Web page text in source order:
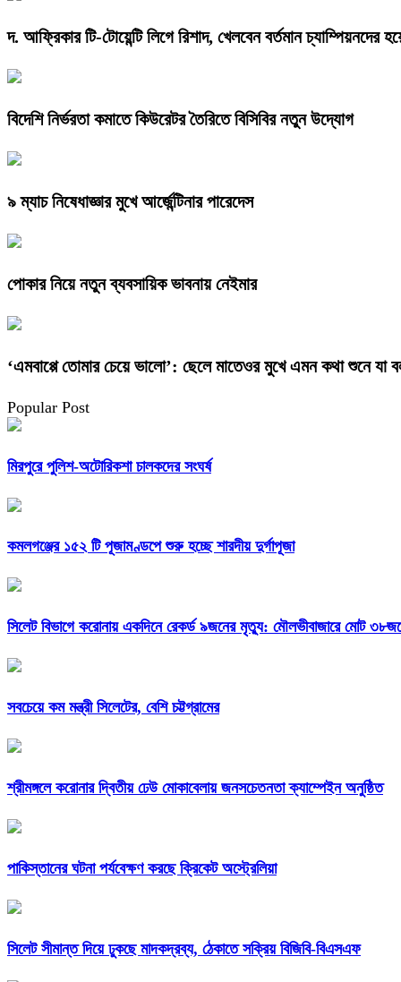
দ. আফ্রিকার টি-টোয়েন্টি লিগে রিশাদ, খেলবেন বর্তমান চ্যাম্পিয়নদের
বিদেশি নির্ভরতা কমাতে কিউরেটর তৈরিতে বিসিবির নতুন উদ্যোগ
৯ ম্যাচ নিষেধাজ্ঞার মুখে আর্জেন্টিনার পারেদেস
পোকার নিয়ে নতুন ব্যবসায়িক ভাবনায় নেইমার
‘এমবাপ্পে তোমার চেয়ে ভালো’: ছেলে মাতেওর মুখে এমন কথা শুনে যা
Popular Post
মিরপুরে পুলিশ-অটোরিকশা চালকদের সংঘর্ষ
কমলগঞ্জের ১৫২ টি পূজামণ্ডপে শুরু হচ্ছে শারদীয় দুর্গাপূজা
সিলেট বিভাগে করোনায় একদিনে রেকর্ড ৯জনের মৃত্যু: মৌলভীবাজারে মোট
সবচেয়ে কম মন্ত্রী সিলেটের, বেশি চট্টগ্রামের
শ্রীমঙ্গলে করোনার দ্বিতীয় ঢেউ মোকাবেলায় জনসচেতনতা ক্যাম্পেইন অনুষ্ঠিত
পাকিস্তানের ঘটনা পর্যবেক্ষণ করছে ক্রিকেট অস্ট্রেলিয়া
সিলেট সীমান্ত দিয়ে ঢুকছে মাদকদ্রব্য, ঠেকাতে সক্রিয় বিজিবি-বিএসএফ